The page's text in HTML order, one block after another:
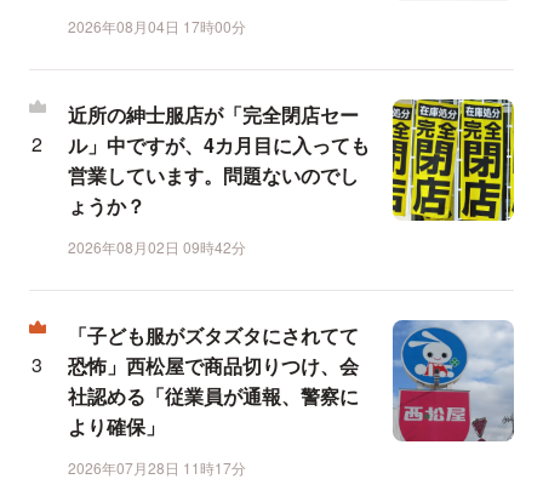
2026年08月04日 17時00分
近所の紳士服店が「完全閉店セー
ル」中ですが、4カ月目に入っても
営業しています。問題ないのでし
ょうか？
2026年08月02日 09時42分
「子ども服がズタズタにされてて
恐怖」西松屋で商品切りつけ、会
社認める「従業員が通報、警察に
より確保」
2026年07月28日 11時17分